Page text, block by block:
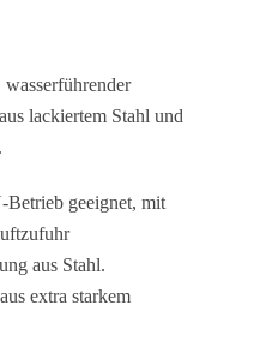
lackiertem Stahl und
geeignet, mit
aus Stahl.
extra starkem